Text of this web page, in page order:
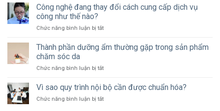
liệu
như
nào?
nghiệp
mới
dành
nhiêu
cho
Công nghệ đang thay đổi cách cung cấp dịch vụ
công như thế nào?
Chức năng bình luận bị tắtở
nghệ
đổi
cung
dịch
Thành phần dưỡng ẩm thường gặp trong sản phẩm
chăm sóc da
Chức năng bình luận bị tắtở
phần
dưỡng
ẩm
Vì sao quy trình nội bộ cần được chuẩn hóa?
Chức năng bình luận bị tắtở